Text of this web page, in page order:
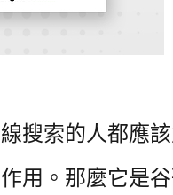
搜索的人都應
用。 那麼它是